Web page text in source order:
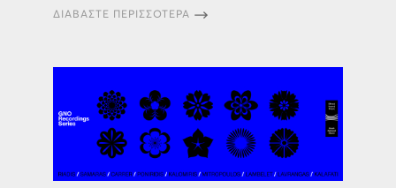
ΔΙΑΒΑΣΤΕ ΠΕΡΙΣΣΟΤΕΡΑ